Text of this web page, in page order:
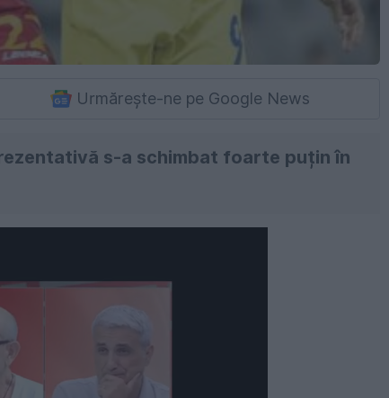
Urmărește-ne pe Google News
s-a schimbat foarte puțin în